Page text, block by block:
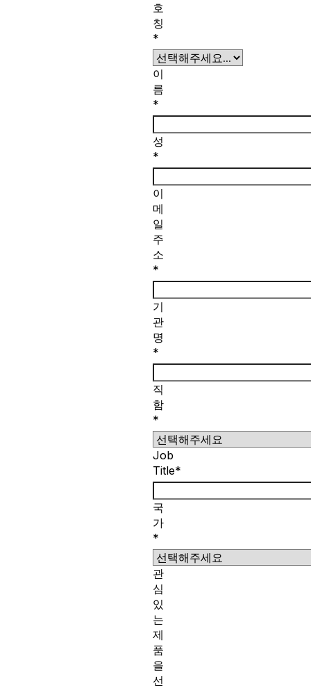
호
칭
*
이
름
*
성
*
이
메
일
주
소
*
기
관
명
*
직
함
*
Job
Title*
국
가
*
관
심
있
는
제
품
을
선